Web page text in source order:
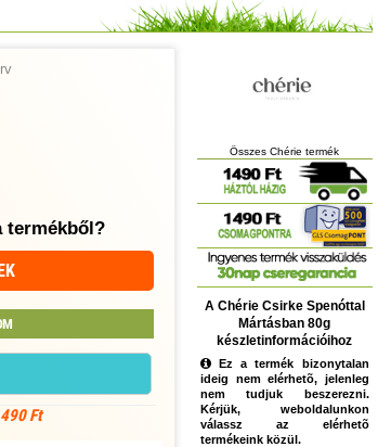
termékből?
Ft
Összes Chérie termék
A Chérie Csirke Spenóttal
Mártásban 80g
készletinformációihoz
Ez a termék bizonytalan
ideig nem elérhetõ, jelenleg
nem tudjuk beszerezni.
Kérjük, weboldalunkon
válassz az elérhetõ
termékeink közül.